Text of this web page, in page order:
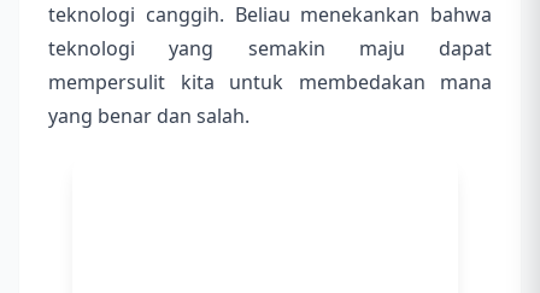
teknologi canggih. Beliau menekankan bahwa
teknologi yang semakin maju dapat
mempersulit kita untuk membedakan mana
yang benar dan salah.